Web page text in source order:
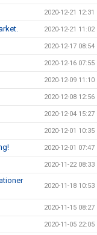
2020-12-21 12:31
2020-12-21 11:02
2020-12-17 08:54
2020-12-16 07:55
2020-12-09 11:10
2020-12-08 12:56
2020-12-04 15:27
2020-12-01 10:35
2020-12-01 07:47
2020-11-22 08:33
2020-11-18 10:53
2020-11-15 08:27
2020-11-05 22:05